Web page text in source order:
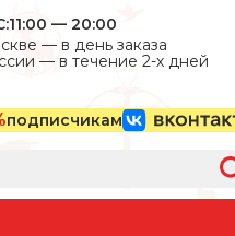
11:00 — 20:00
— в день заказа
— в течение 2-х дней
подписчикам